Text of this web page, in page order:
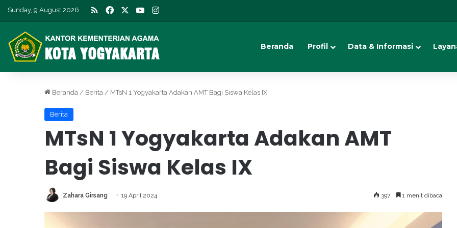
Sunday, 9 August 2026 RSS Facebook YouTube
Beranda Profil Data & Informasi
Beranda / Berita / MTsN 1 Yogyakarta Adakan AMT Bagi Siswa Kelas IX
Berita
MTsN 1 Yogyakarta Adakan AMT
Bagi Siswa Kelas IX
Zahara Girsang 19 April 2024 397 1 menit dibaca